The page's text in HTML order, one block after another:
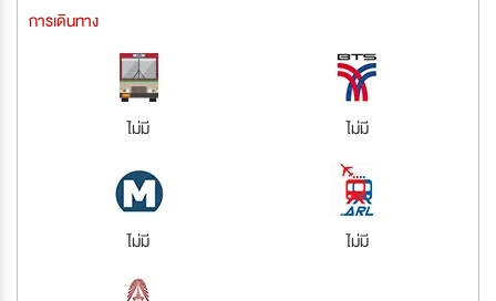
การเดินทาง
ไม่มี ไม่มี
ไม่มี ไม่มี